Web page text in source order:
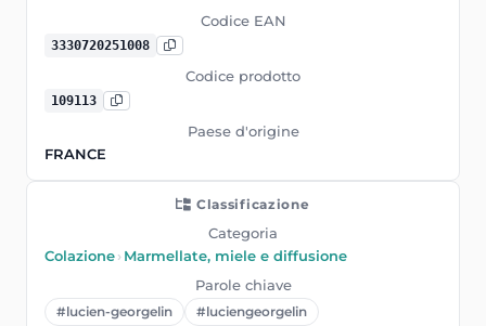
Codice EAN
3330720251008
Codice prodotto
109113
Paese d'origine
FRANCE
Classificazione
Categoria
Colazione›Marmellate, miele e diffusione
Parole chiave
#lucien-georgelin #luciengeorgelin